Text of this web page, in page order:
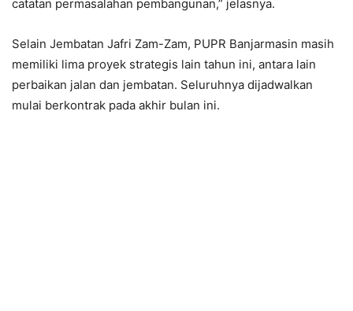
catatan permasalahan pembangunan,” jelasnya.
Selain Jembatan Jafri Zam-Zam, PUPR Banjarmasin masih
memiliki lima proyek strategis lain tahun ini, antara lain
perbaikan jalan dan jembatan. Seluruhnya dijadwalkan
mulai berkontrak pada akhir bulan ini.